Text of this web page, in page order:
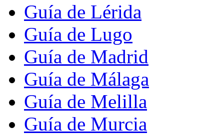
Guía de Lérida
Guía de Lugo
Guía de Madrid
Guía de Málaga
Guía de Melilla
Guía de Murcia